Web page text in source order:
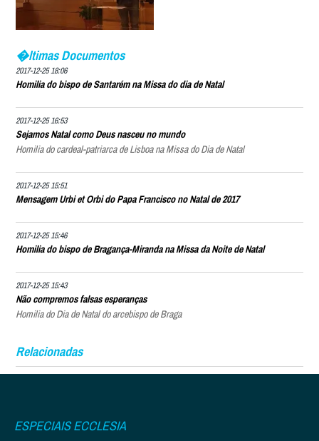
�ltimas Documentos
2017-12-25 18:06
Homilia do bispo de Santarém na Missa do dia de Natal
2017-12-25 16:53
Sejamos Natal como Deus nasceu no mundo
Homilia do cardeal-patriarca de Lisboa na Missa do Dia de Natal
2017-12-25 15:51
Mensagem Urbi et Orbi do Papa Francisco no Natal de 2017
2017-12-25 15:46
Homilia do bispo de Bragança-Miranda na Missa da Noite de Natal
2017-12-25 15:43
Não compremos falsas esperanças
Homilia do Dia de Natal do arcebispo de Braga
Relacionadas
ESPECIAIS ECCLESIA